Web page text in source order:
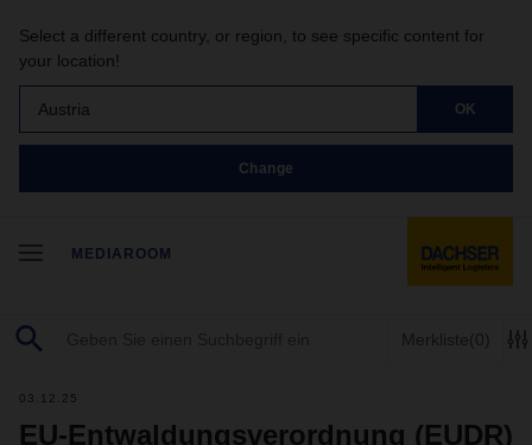
Select a different country, or region, to see specific content for
your location!
Austria OK
Change
MEDIAROOM
Merkliste(0)
03.12.25
EU-Entwaldungsverordnung (EUDR)